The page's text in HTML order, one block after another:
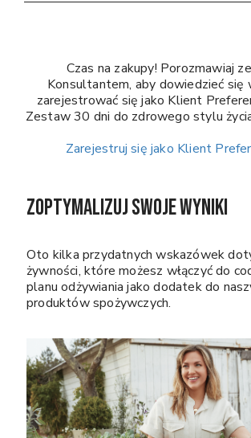
Czas na zakupy! Porozmawiaj
Konsultantem, aby dowiedzieć się
zarejestrować się jako Klient
Zestaw 30 dni do zdrowego stylu
Zarejestruj się jako Klient
ZOPTYMALIZUJ SWOJE WYNIKI
Oto kilka przydatnych wskazówek
żywności, które możesz włączyć do
planu odżywiania jako dodatek do
produktów spożywczych.